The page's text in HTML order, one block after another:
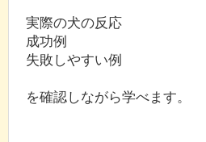
実際の犬の反応
成功例
失敗しやすい例
を確認しながら学べます。